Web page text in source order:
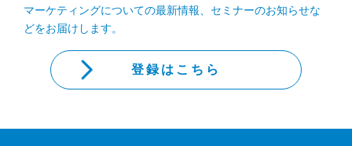
マーケティングについての最新情報、セミナーのお知らせな
どをお届けします。
登録はこちら